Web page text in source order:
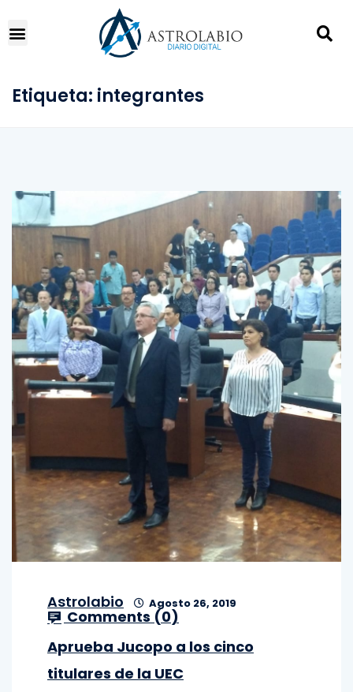
Etiqueta: integrantes
Astrolabio Agosto 26, 2019
Comments (0)
Aprueba Jucopo a los cinco
titulares de la UEC